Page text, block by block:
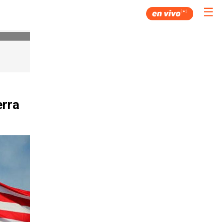
☰